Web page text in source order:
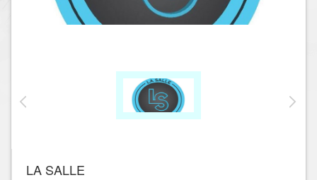
LA SALLE